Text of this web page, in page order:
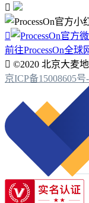


前往ProcessOn全球
 ©2020 北京大麦
京ICP备15008605号-